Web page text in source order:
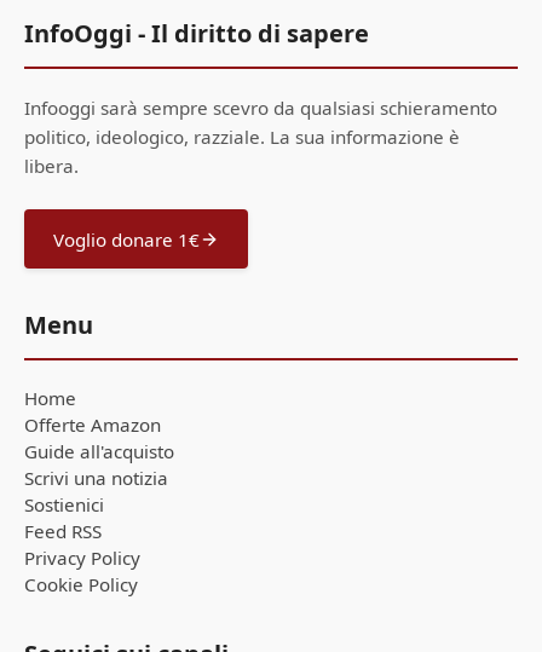
InfoOggi - Il diritto di sapere
Infooggi sarà sempre scevro da qualsiasi schieramento
politico, ideologico, razziale. La sua informazione è
libera.
Voglio donare 1€
Menu
Home
Offerte Amazon
Guide all'acquisto
Scrivi una notizia
Sostienici
Feed RSS
Privacy Policy
Cookie Policy